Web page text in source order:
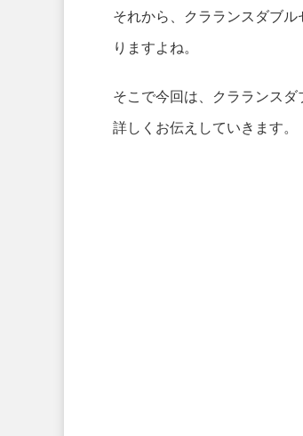
それから、クラランスダブ
りますよね。
そこで今回は、クラランス
詳しくお伝えしていきます。